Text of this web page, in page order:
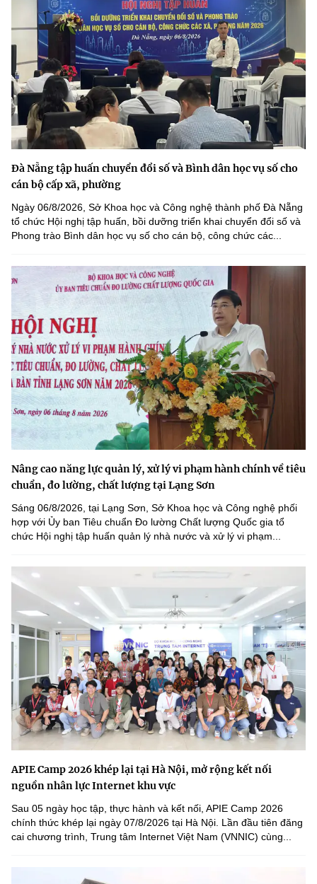
Đà Nẵng tập huấn chuyển đổi số và Bình dân học vụ số cho
cán bộ cấp xã, phường
Ngày 06/8/2026, Sở Khoa học và Công nghệ thành phố Đà Nẵng
tổ chức Hội nghị tập huấn, bồi dưỡng triển khai chuyển đổi số và
Phong trào Bình dân học vụ số cho cán bộ, công chức các...
Nâng cao năng lực quản lý, xử lý vi phạm hành chính về tiêu
chuẩn, đo lường, chất lượng tại Lạng Sơn
Sáng 06/8/2026, tại Lạng Sơn, Sở Khoa học và Công nghệ phối
hợp với Ủy ban Tiêu chuẩn Đo lường Chất lượng Quốc gia tổ
chức Hội nghị tập huấn quản lý nhà nước và xử lý vi phạm...
APIE Camp 2026 khép lại tại Hà Nội, mở rộng kết nối
nguồn nhân lực Internet khu vực
Sau 05 ngày học tập, thực hành và kết nối, APIE Camp 2026
chính thức khép lại ngày 07/8/2026 tại Hà Nội. Lần đầu tiên đăng
cai chương trình, Trung tâm Internet Việt Nam (VNNIC) cùng...